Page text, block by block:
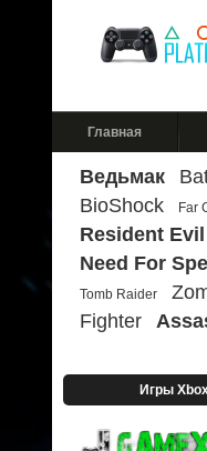
Главная
Ведьмак
BioShock Far
Resident Evil
Need For
Tomb Raider
Fighter
Игры